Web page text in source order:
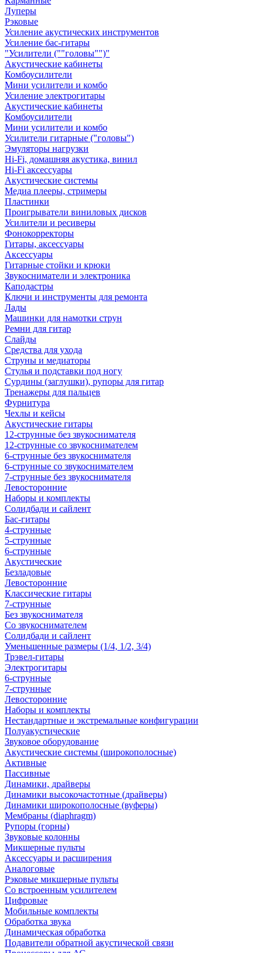
Луперы
Рэковые
Усиление акустических инструментов
Усиление бас-гитары
"Усилители (""головы"")"
Акустические кабинеты
Комбоусилители
Мини усилители и комбо
Усиление электрогитары
Акустические кабинеты
Комбоусилители
Мини усилители и комбо
Усилители гитарные ("головы")
Эмуляторы нагрузки
Hi-Fi, домашняя акустика, винил
Hi-Fi аксессуары
Акустические системы
Медиа плееры, стримеры
Пластинки
Проигрыватели виниловых дисков
Усилители и ресиверы
Фонокорректоры
Гитары, аксессуары
Аксессуары
Гитарные стойки и крюки
Звукосниматели и электроника
Каподастры
Ключи и инструменты для ремонта
Лады
Машинки для намотки струн
Ремни для гитар
Слайды
Средства для ухода
Струны и медиаторы
Стулья и подставки под ногу
Сурдины (заглушки), рупоры для гитар
Тренажеры для пальцев
Фурнитура
Чехлы и кейсы
Акустические гитары
12-струнные без звукоснимателя
12-струнные со звукоснимателем
6-струнные без звукоснимателя
6-струнные со звукоснимателем
7-струнные без звукоснимателя
Левосторонние
Наборы и комплекты
Солидбади и сайлент
Бас-гитары
4-струнные
5-струнные
6-струнные
Акустические
Безладовые
Левосторонние
Классические гитары
7-струнные
Без звукоснимателя
Со звукоснимателем
Солидбади и сайлент
Уменьшенные размеры (1/4, 1/2, 3/4)
Трэвел-гитары
Электрогитары
6-струнные
7-струнные
Левосторонние
Наборы и комплекты
Нестандартные и экстремальные конфигурации
Полуакустические
Звуковое оборудование
Акустические системы (широкополосные)
Активные
Пассивные
Динамики, драйверы
Динамики высокочастотные (драйверы)
Динамики широкополосные (вуферы)
Мембраны (diaphragm)
Рупоры (горны)
Звуковые колонны
Микшерные пульты
Аксессуары и расширения
Аналоговые
Рэковые микшерные пульты
Со встроенным усилителем
Цифровые
Мобильные комплекты
Обработка звука
Динамическая обработка
Подавители обратной акустической связи